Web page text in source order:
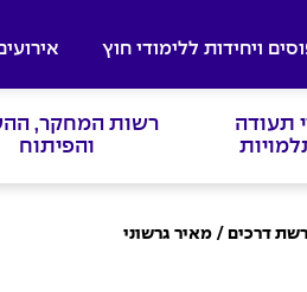
ויחידות ללימודי חוץ
תעודה
רשות המחקר,
והפיתוח
דרכים / מאיר גרשוני